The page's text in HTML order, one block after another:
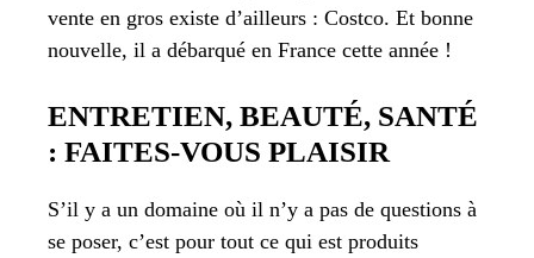
vente en gros existe d’ailleurs : Costco. Et bonne
nouvelle, il a débarqué en France cette année !
ENTRETIEN, BEAUTÉ, SANTÉ
: FAITES-VOUS PLAISIR
S’il y a un domaine où il n’y a pas de questions à
se poser, c’est pour tout ce qui est produits